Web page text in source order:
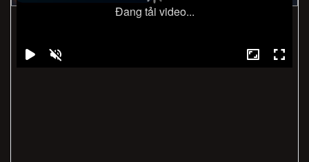
Đang tải video...